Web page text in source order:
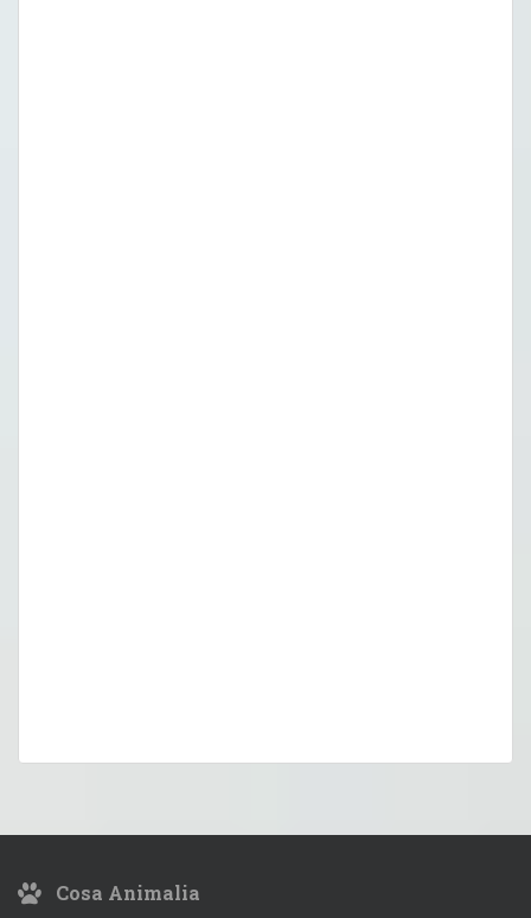
Cosa Animalia